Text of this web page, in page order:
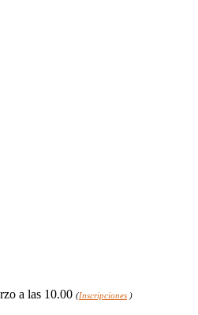
a las 10.00 (Inscripciones )